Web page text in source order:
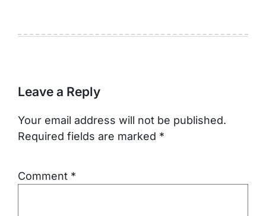
Leave a Reply
Your email address will not be published.
Required fields are marked *
Comment *